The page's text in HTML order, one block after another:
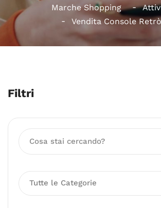
Marche Shopping
Vendita Console Retrò
Filtri
Tutte le Categorie